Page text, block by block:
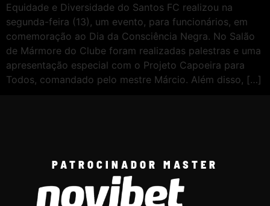
Equidade e Diversidade do Santos FC realizou na
segunda-feira (13), um evento, para funcionários, em
comemoração ao Dia da Consciência Negra. No Salão
de Mármore do Clube foram realizadas palestras e uma
apresentação especial com o Projeto Capoeira para
Todos, comandado pelo mestre Márcio. Além disso, […]
PATROCINADOR MASTER